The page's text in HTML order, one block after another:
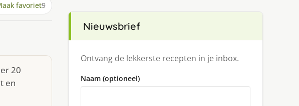
favoriet9
20
en
Nieuwsbrief
Ontvang de lekkerste recepten in je inbox.
Naam (optioneel)